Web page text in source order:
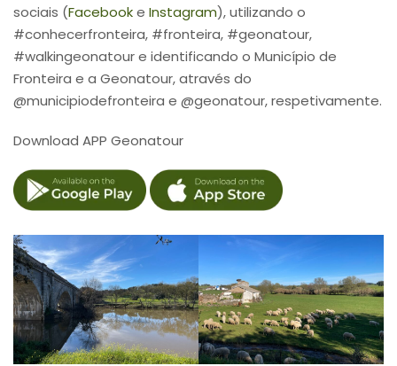
sociais (Facebooke Instagram), utilizando o
#conhecerfronteira, #fronteira, #geonatour,
#walkingeonatour e identificando o Município de
Fronteira e a Geonatour, através do
@municipiodefronteira e @geonatour, respetivamente.
Download APP Geonatour